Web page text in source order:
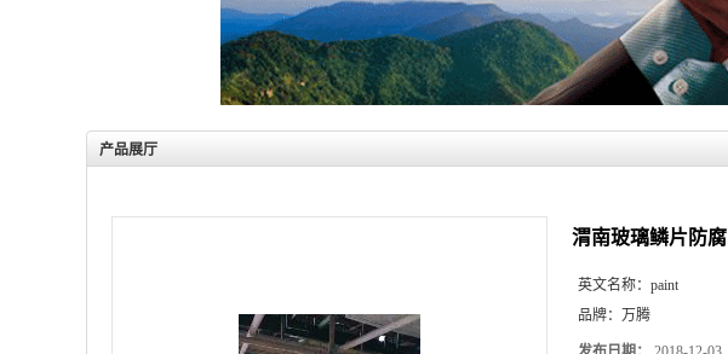
产品展厅
渭南玻璃鳞片防腐
英文名称： paint
品牌： 万腾